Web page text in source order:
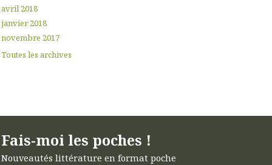
avril 2018
janvier 2018
novembre 2017
Toutes les archives
Fais-moi les poches !
Nouveautés littérature en format poche